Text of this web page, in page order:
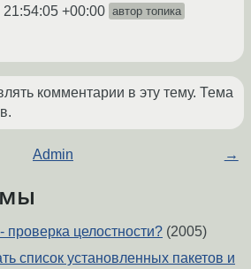
+00:00 автор топика
комментарии в эту тему. Тема
Admin →
целостности? (2005)
список установленных пакетов и